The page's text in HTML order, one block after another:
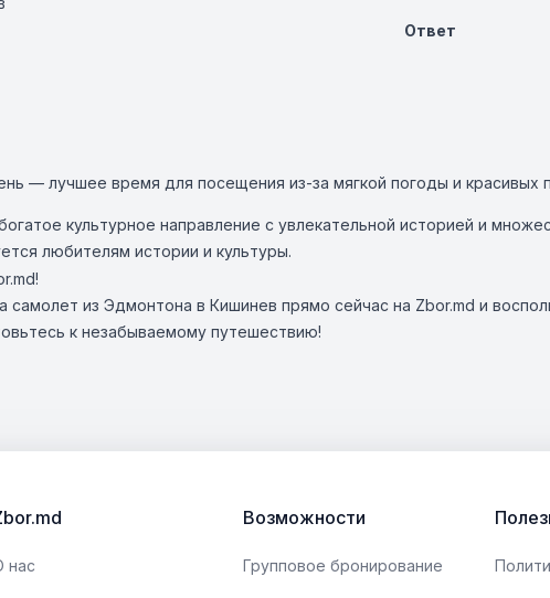
Ответ
— лучшее время для посещения из-за мягкой погоды и красивых
культурное направление с увлекательной историей и
любителям истории и культуры.
из Эдмонтона в Кишинев прямо сейчас на Zbor.md и
к незабываемому путешествию!
нас
Возможности
Групповое бронирование